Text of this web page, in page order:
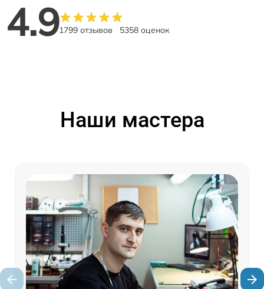
4.91799 отзывов 5358 оценок
Наши мастера